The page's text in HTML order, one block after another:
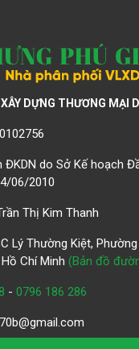
DỰNG THƯƠNG MẠI
ĐKDN do Sở Kế hoạch
06/2010
Thị Kim Thanh
Lý Thường Kiệt,
Chí Minh (Bản đồ
- 0796 186 286